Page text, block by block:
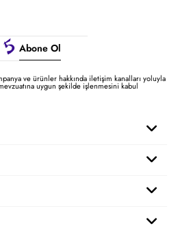
Abone Ol
ve ürünler hakkında iletişim kanalları yoluyla
uygun şekilde işlenmesini kabul